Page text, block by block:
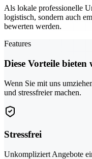
Als lokale professionelle
logistisch, sondern auch
bewerten werden.
Features
Diese Vorteile
Wenn Sie mit uns
und stressfreier machen.
Stressfrei
Unkompliziert Angebote